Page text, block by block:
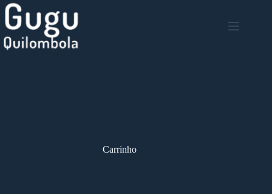
Carrinho